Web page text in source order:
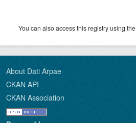
You can also access this registry using the
About Dati Arpae
CKAN API
CKAN Association